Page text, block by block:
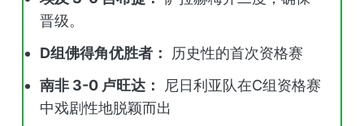
晋级。
D组佛得角优胜者：
历史性的首次资格赛
南非 3-0 卢旺达：
尼日利亚队在C组资格赛
中戏剧性地脱颖而出